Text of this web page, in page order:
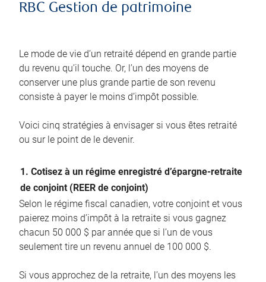
RBC Gestion de patrimoine
Le mode de vie d’un retraité dépend en grande partie
du revenu qu’il touche. Or, l’un des moyens de
conserver une plus grande partie de son revenu
consiste à payer le moins d’impôt possible.
Voici cinq stratégies à envisager si vous êtes retraité
ou sur le point de le devenir.
1. Cotisez à un régime enregistré d’épargne-retraite
de conjoint (REER de conjoint)
Selon le régime fiscal canadien, votre conjoint et vous
paierez moins d’impôt à la retraite si vous gagnez
chacun 50 000 $ par année que si l’un de vous
seulement tire un revenu annuel de 100 000 $.
Si vous approchez de la retraite, l’un des moyens les